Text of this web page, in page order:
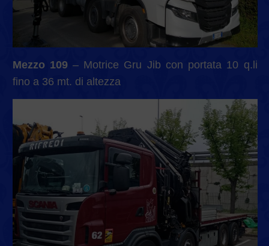
Mezzo 109– Motrice Gru Jib con portata 10 q.li
fino a 36 mt. di altezza